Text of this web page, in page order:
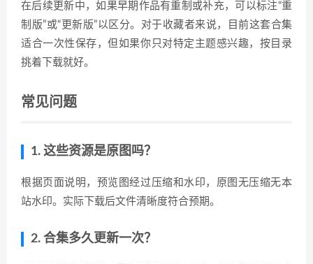
在后续更新中，如果早期作品有重制或补充，可以标注“重
制版”或“更新版”以区分。对于收藏者来说，目前这套合集
适合一次性保存，但如果你只对特定主题感兴趣，按目录
挑着下载就好。
常见问题
1. 这些资源是原图吗？
根据页面说明，预览图经过压缩和水印，原图无压缩无本
站水印。实际下载后文件清晰度符合预期。
2. 合集多久更新一次？